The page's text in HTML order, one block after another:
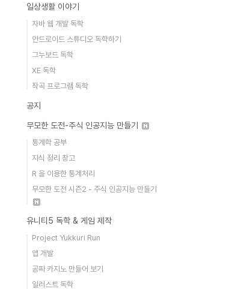
일상생활 이야기
자바 웹 개발 독학
안드로이드 스튜디오 독학하기
그누보드 독학
XE 독학
작곡 프로그램 독학
공지
무모한 도전-주식 인공지능 만들기
통계학 공부
지식 정리 창고
R 을 이용한 통계처리
무모한 도전 시즌2 - 주식 인공지능 만들기
유니티5 독학 & 게임 제작
Project Yukkuri Run
앱 개발
공짜 카지노 만들어 보기
일러스트 독학